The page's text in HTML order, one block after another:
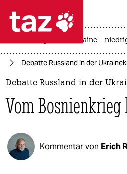
 taz zahl ich
taz zahl ich
politik
öko
gesellschaft
krieg in der ukraine
Debatte Russland in der
Debatte Russland in der
Vom
Kommentar von Erich